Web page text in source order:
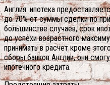
Англия: ипотека
до 70% от суммы сделки по
большинстве случаев, срок
до успехи возрастного
принимать в расчет кроме
сборы банков Англии, они
ипотечного кредита.